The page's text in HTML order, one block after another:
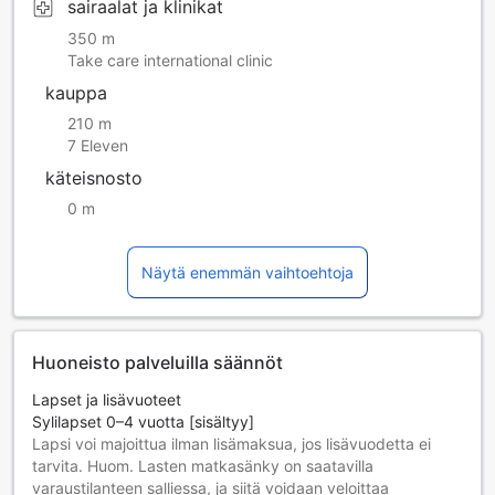
sairaalat ja klinikat
350 m
Take care international clinic
kauppa
210 m
7 Eleven
käteisnosto
0 m
Näytä enemmän vaihtoehtoja
Huoneisto palveluilla säännöt
Lapset ja lisävuoteet
Sylilapset 0–4 vuotta [sisältyy]
Lapsi voi majoittua ilman lisämaksua, jos lisävuodetta ei
tarvita. Huom. Lasten matkasänky on saatavilla
varaustilanteen salliessa, ja siitä voidaan veloittaa